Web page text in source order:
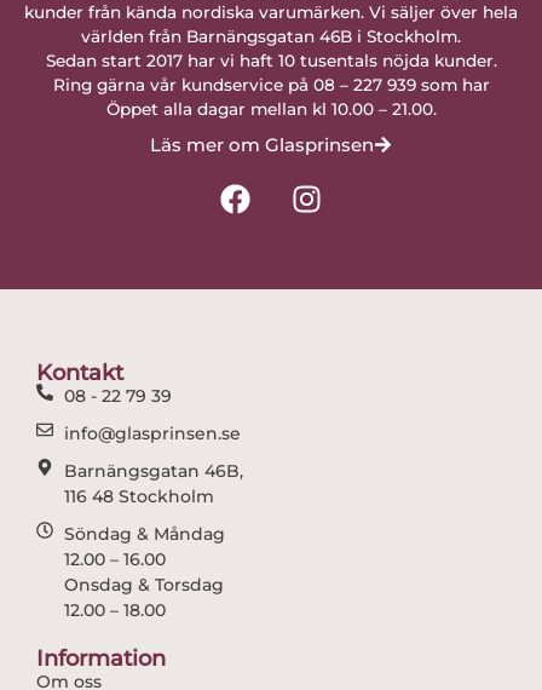
kunder från kända nordiska varumärken. Vi säljer över hela
världen från Barnängsgatan 46B i Stockholm.
Sedan start 2017 har vi haft 10 tusentals nöjda kunder.
Ring gärna vår kundservice på 08 – 227 939 som har
Öppet alla dagar mellan kl 10.00 – 21.00.
Läs mer om Glasprinsen
F
a
I
n
Kontakt
08 - 22 79 39
info@glasprinsen.se
Barnängsgatan 46B,
116 48 Stockholm
Söndag & Måndag
12.00 – 16.00
Onsdag & Torsdag
12.00 – 18.00
Information
Om oss